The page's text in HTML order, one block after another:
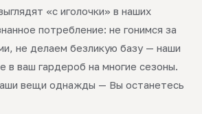
«с иголочки» в наших
потребление: не гонимся за
не делаем безликую базу — наши
в ваш гардероб на многие сезоны.
вещи однажды — Вы останетесь